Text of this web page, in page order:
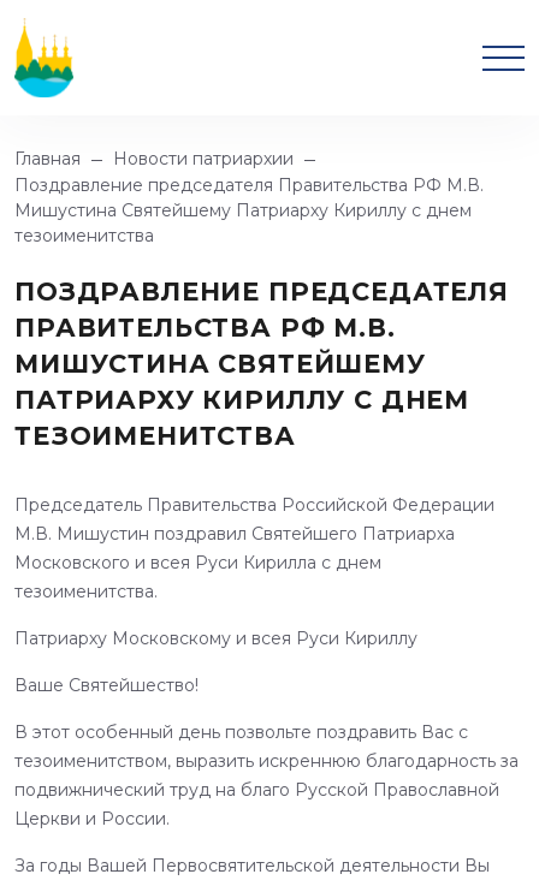
Главная
Новости патриархии
Поздравление председателя Правительства РФ М.В.
Мишустина Святейшему Патриарху Кириллу с днем
тезоименитства
ПОЗДРАВЛЕНИЕ ПРЕДСЕДАТЕЛЯ
ПРАВИТЕЛЬСТВА РФ М.В.
МИШУСТИНА СВЯТЕЙШЕМУ
ПАТРИАРХУ КИРИЛЛУ С ДНЕМ
ТЕЗОИМЕНИТСТВА
Председатель Правительства Российской Федерации
М.В. Мишустин поздравил Святейшего Патриарха
Московского и всея Руси Кирилла с днем
тезоименитства.
Патриарху Московскому и всея Руси Кириллу
Ваше Святейшество!
В этот особенный день позвольте поздравить Вас с
тезоименитством, выразить искреннюю благодарность за
подвижнический труд на благо Русской Православной
Церкви и России.
За годы Вашей Первосвятительской деятельности Вы